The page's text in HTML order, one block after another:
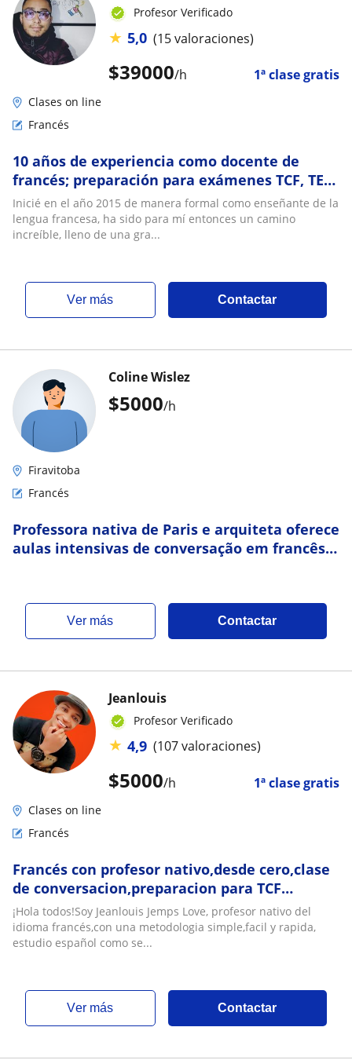
$39000/h 1ª clase gratis
Profesor Verificado
★ 5,0 (15 valoraciones)
Clases on line
Francés
10 años de experiencia como docente de
francés; preparación para exámenes TCF, TEF,
DELF, DALF
Inicié en el año 2015 de manera formal como enseñante de la
lengua francesa, ha sido para mí entonces un camino
increíble, lleno de una gra...
ver más Contactar
$5000/h
Coline Wislez
Firavitoba
Francés
Professora nativa de Paris e arquiteta oferece
aulas intensivas de conversação em francês
ver más Contactar
$5000/h 1ª clase gratis
Jeanlouis
Profesor Verificado
★ 4,9 (107 valoraciones)
Clases on line
Francés
Francés con profesor nativo,desde cero,clase
de conversacion,preparacion para TCF
Québec,DELF,DALF
¡Hola todos!Soy Jeanlouis Jemps Love, profesor nativo del
idioma francés,con una metodologia simple,facil y rapida,
estudio español como se...
ver más Contactar